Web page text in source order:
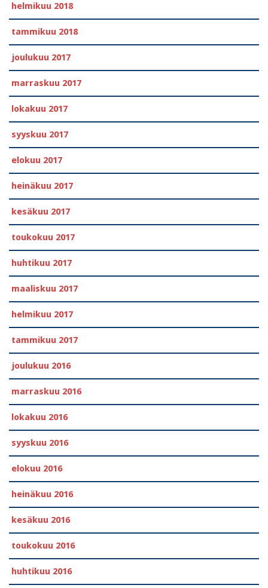
helmikuu 2018
tammikuu 2018
joulukuu 2017
marraskuu 2017
lokakuu 2017
syyskuu 2017
elokuu 2017
heinäkuu 2017
kesäkuu 2017
toukokuu 2017
huhtikuu 2017
maaliskuu 2017
helmikuu 2017
tammikuu 2017
joulukuu 2016
marraskuu 2016
lokakuu 2016
syyskuu 2016
elokuu 2016
heinäkuu 2016
kesäkuu 2016
toukokuu 2016
huhtikuu 2016